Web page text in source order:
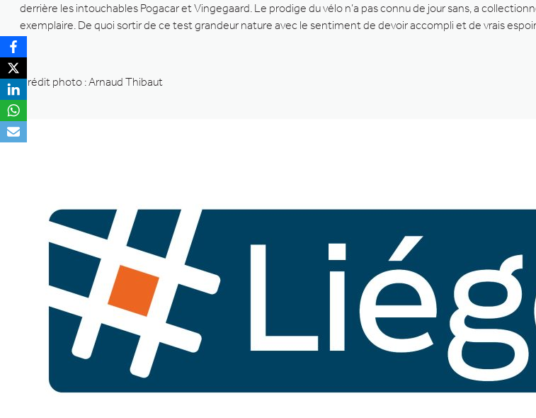
derrière les intouchables Pogacar et Vingegaard. Le prodige du vélo n’a pas connu de jour sans, a
exemplaire. De quoi sortir de ce test grandeur nature avec le sentiment de devoir accompli et de vrais
Crédit photo : Arnaud Thibaut